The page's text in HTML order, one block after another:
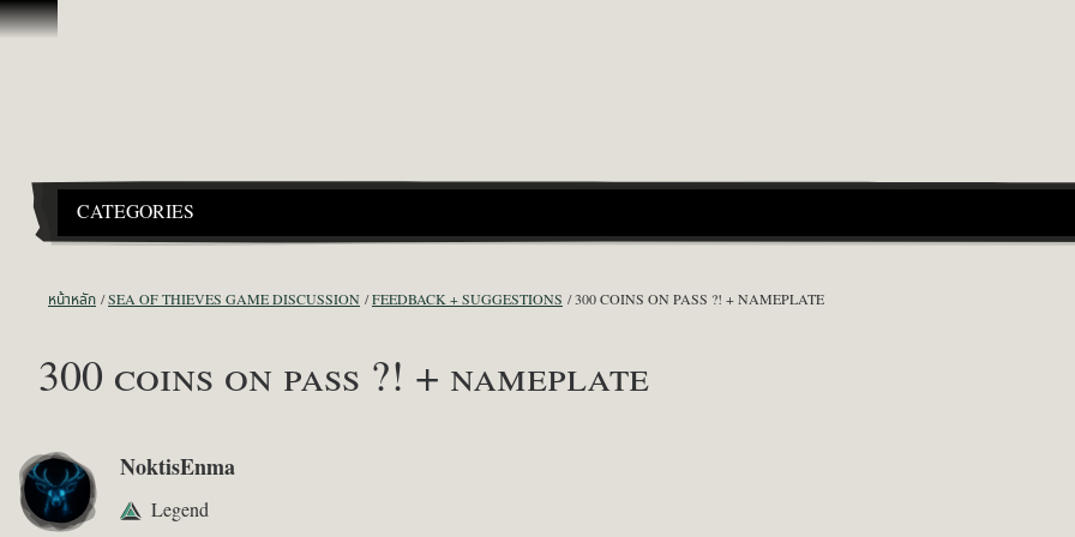
ข้ามไปที่คอนเทนต์
CATEGORIES
หน้าหลัก SEA OF THIEVES GAME DISCUSSION FEEDBACK + SUGGESTIONS 300 COINS ON PASS ?! + NAMEPLATE
300 coins on pass ?! + nameplate
NoktisEnma
Legend